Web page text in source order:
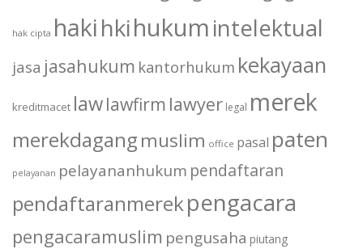
hak cipta hakihkihukumintelektual
jasa jasahukum kantorhukum kekayaan
kreditmacet lawlawfirm lawyer legal merek
merekdagangmuslim office pasal paten
pelayanan pelayananhukum pendaftaran
pendaftaranmerekpengacara
pengacaramuslim pengusaha piutang